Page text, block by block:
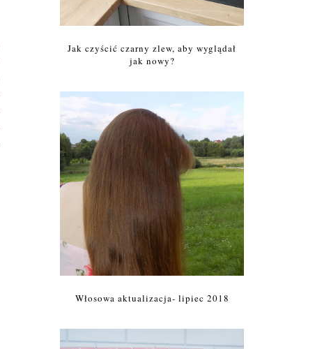
Jak czyścić czarny zlew, aby wyglądał
jak nowy?
Włosowa aktualizacja- lipiec 2018